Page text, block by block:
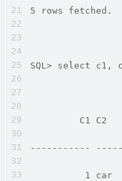
5 rows fetched.
SQL> select
         C1 C2
-----------
          1 car